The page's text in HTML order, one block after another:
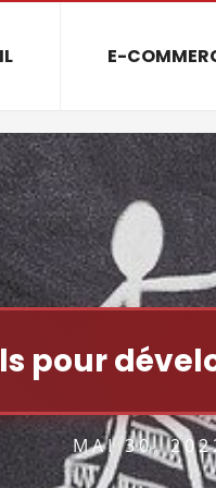
E-
pour
MAI 30,